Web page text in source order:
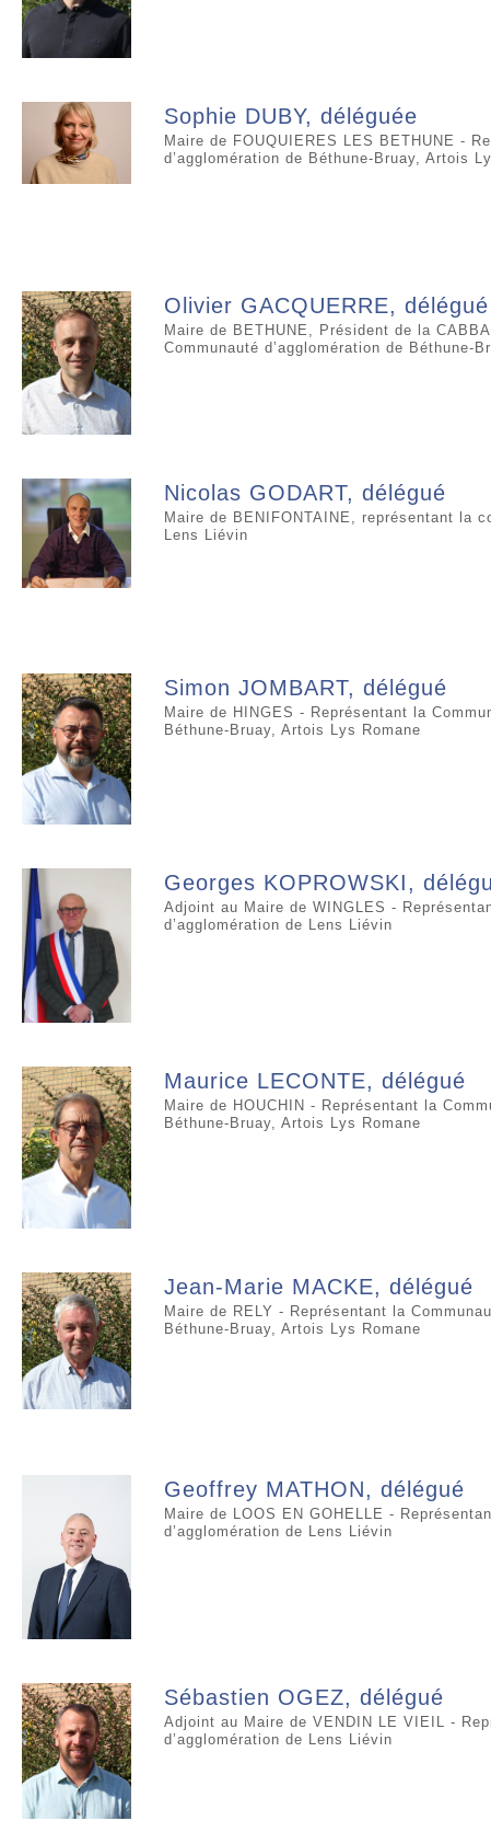
Sophie DUBY, déléguée
Maire de FOUQUIERES LES BETHUNE -
d’agglomération de Béthune-Bruay, Artois
Olivier GACQUERRE, délégué
Maire de BETHUNE, Président de la
Communauté d’agglomération de Béthune-
Nicolas GODART, délégué
Maire de BENIFONTAINE, représentant la
Lens Liévin
Simon JOMBART, délégué
Maire de HINGES - Représentant la
Béthune-Bruay, Artois Lys Romane
Georges KOPROWSKI,
Adjoint au Maire de WINGLES -
d’agglomération de Lens Liévin
Maurice LECONTE, délégué
Maire de HOUCHIN - Représentant la
Béthune-Bruay, Artois Lys Romane
Jean-Marie MACKE, délégué
Maire de RELY - Représentant la
Béthune-Bruay, Artois Lys Romane
Geoffrey MATHON, délégué
Maire de LOOS EN GOHELLE -
d’agglomération de Lens Liévin
Sébastien OGEZ, délégué
Adjoint au Maire de VENDIN LE VIEIL -
d’agglomération de Lens Liévin